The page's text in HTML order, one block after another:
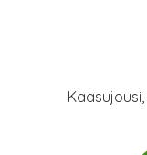
Kaasujousi,